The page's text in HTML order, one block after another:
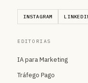
INSTAGRAM
EDITORIAS
IA para Marketing
Tráfego Pago